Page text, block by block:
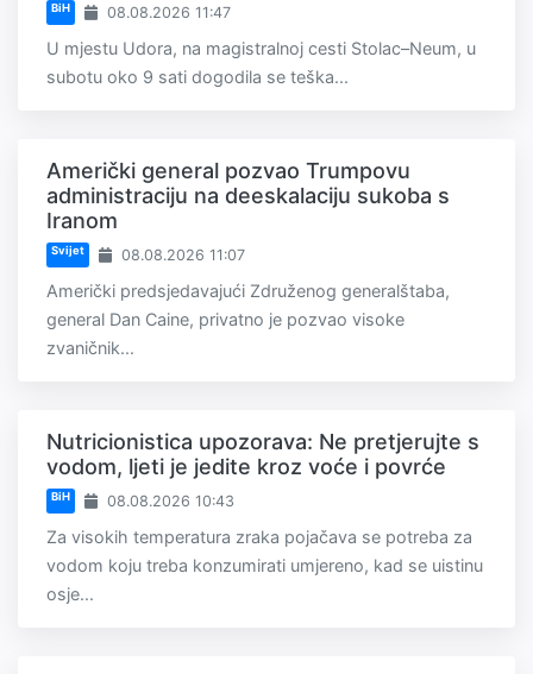
BiH 08.08.2026 11:47
U mjestu Udora, na magistralnoj cesti Stolac–Neum, u
subotu oko 9 sati dogodila se teška...
Američki general pozvao Trumpovu
administraciju na deeskalaciju sukoba s
Iranom
Svijet 08.08.2026 11:07
Američki predsjedavajući Združenog generalštaba,
general Dan Caine, privatno je pozvao visoke
zvaničnik...
Nutricionistica upozorava: Ne pretjerujte s
vodom, ljeti je jedite kroz voće i povrće
BiH 08.08.2026 10:43
Za visokih temperatura zraka pojačava se potreba za
vodom koju treba konzumirati umjereno, kad se uistinu
osje...